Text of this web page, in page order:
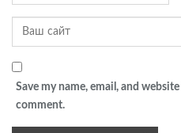
Save my name, email, and
comment.